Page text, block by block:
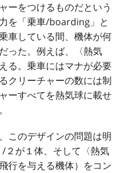
ーをつけるものだという
を「乗車/boarding」と
車している間、機体が何
った。例えば、〈熱気
る。乗車にはマナが必要
クリーチャーの数には制
ーすべてを熱気球に載せ
このデザインの問題は明
２が１体、そして〈熱気
行を与える機体）をコン